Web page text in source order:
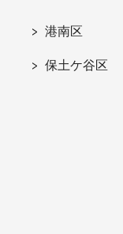
港南区
保土ケ谷区